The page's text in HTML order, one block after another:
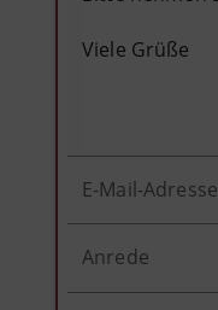
E-Mail-Adresse
Anrede